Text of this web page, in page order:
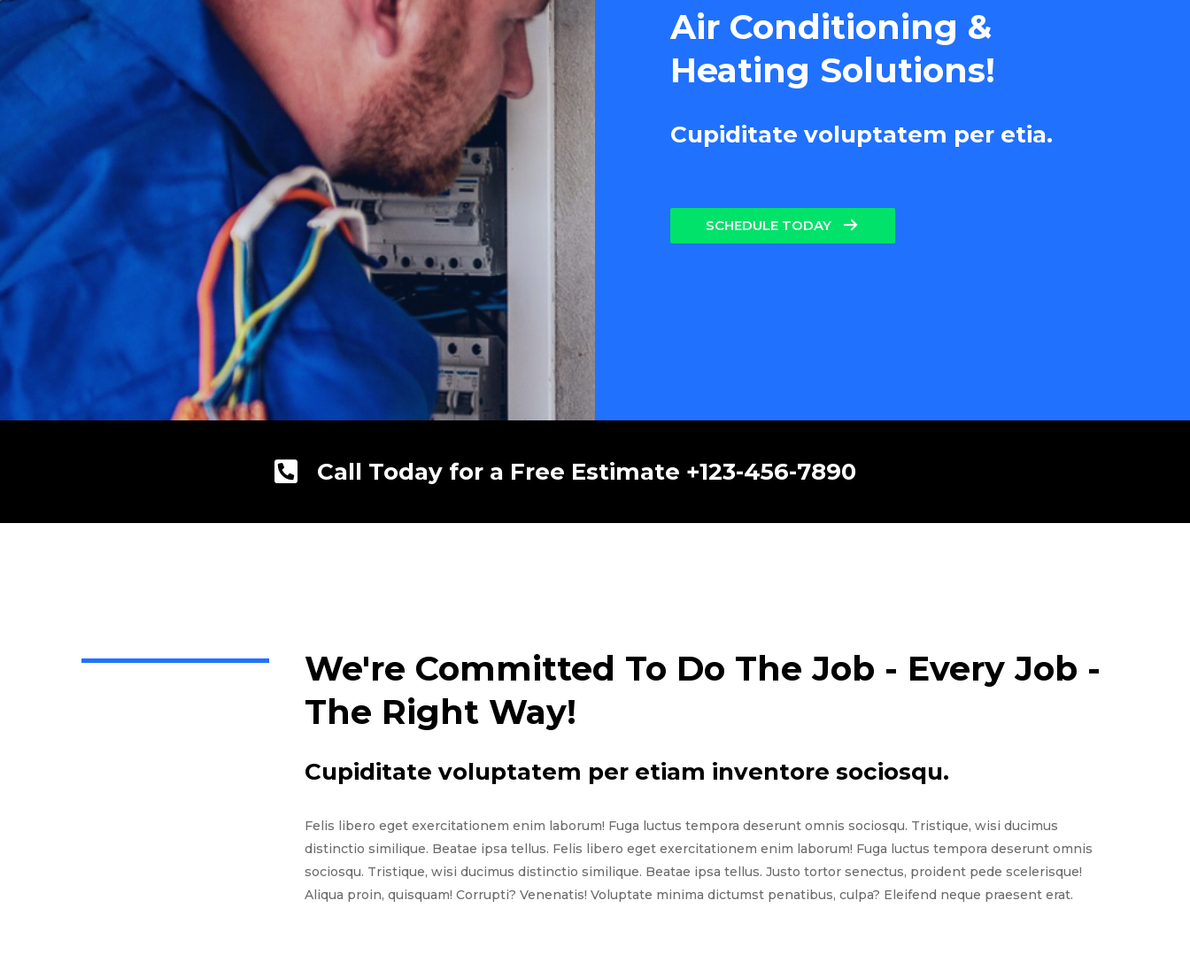
Air Conditioning &
Heating Solutions!
Cupiditate voluptatem per etia.
SCHEDULE TODAY
Call Today for a Free Estimate +123-456-7890
We're Committed To Do The Job - Every Job -
The Right Way!
Cupiditate voluptatem per etiam inventore sociosqu.
Felis libero eget exercitationem enim laborum! Fuga luctus tempora deserunt omnis sociosqu. Tristique, wisi ducimus
distinctio similique. Beatae ipsa tellus. Felis libero eget exercitationem enim laborum! Fuga luctus tempora deserunt omnis
sociosqu. Tristique, wisi ducimus distinctio similique. Beatae ipsa tellus. Justo tortor senectus, proident pede scelerisque!
Aliqua proin, quisquam! Corrupti? Venenatis! Voluptate minima dictumst penatibus, culpa? Eleifend neque praesent erat.